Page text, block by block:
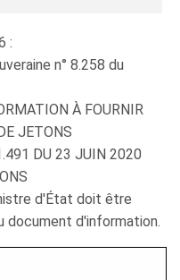
:
n° 8.258 du
À FOURNIR
JETONS
DU 23 JUIN 2020
d'État doit être
document d'information.